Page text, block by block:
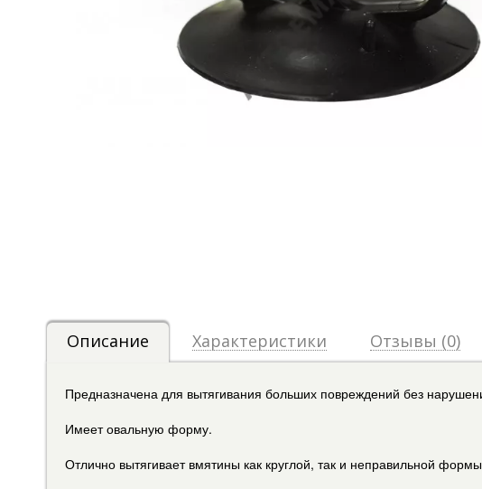
Описание Характеристики Отзывы (0)
Предназначена для вытягивания больших повреждений без
Имеет овальную форму.
Отлично вытягивает вмятины как круглой, так и неправильной